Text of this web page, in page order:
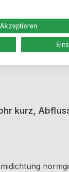
kurz,
Akzeptieren